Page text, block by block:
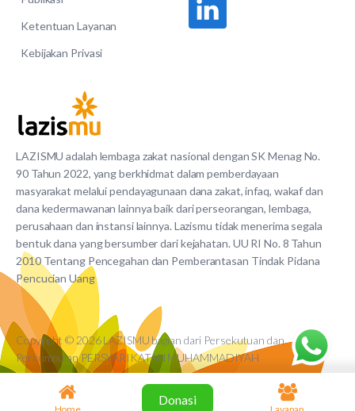
LAZISMU adalah lembaga zakat nasional dengan SK Menag No.
90 Tahun 2022, yang berkhidmat dalam pemberdayaan
masyarakat melalui pendayagunaan dana zakat, infaq, wakaf dan
dana kedermawanan lainnya baik dari perseorangan, lembaga,
perusahaan dan instansi lainnya. Lazismu tidak menerima segala
bentuk dana yang bersumber dari kejahatan. UU RI No. 8 Tahun
2010 Tentang Pencegahan dan Pemberantasan Tindak Pidana
Pencucian Uang
Ketentuan Layanan
Kebijakan Privasi
Copyright © 2026 LAZISMU bagian dari Persekutuan dan
Perkumpulan PERSYARIKATAN MUHAMMADIYAH
Donasi